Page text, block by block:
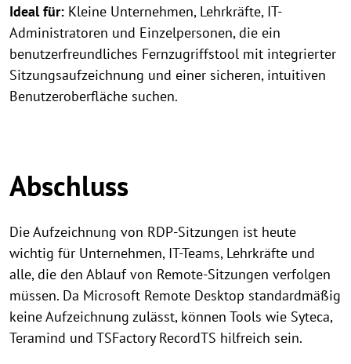
Ideal für: Kleine Unternehmen, Lehrkräfte, IT-
Administratoren und Einzelpersonen, die ein
benutzerfreundliches Fernzugriffstool mit integrierter
Sitzungsaufzeichnung und einer sicheren, intuitiven
Benutzeroberfläche suchen.
Abschluss
Die Aufzeichnung von RDP-Sitzungen ist heute
wichtig für Unternehmen, IT-Teams, Lehrkräfte und
alle, die den Ablauf von Remote-Sitzungen verfolgen
müssen. Da Microsoft Remote Desktop standardmäßig
keine Aufzeichnung zulässt, können Tools wie Syteca,
Teramind und TSFactory RecordTS hilfreich sein.